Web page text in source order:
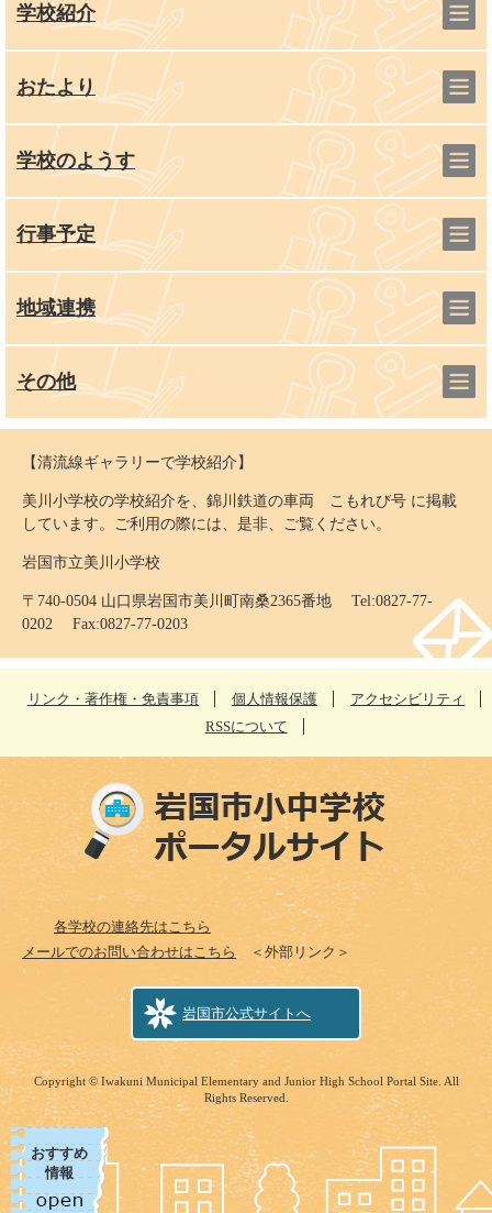
学校紹介
おたより
学校のようす
行事予定
地域連携
その他
【清流線ギャラリーで学校紹介】
美川小学校の学校紹介を、錦川鉄道の車両 こもれび号 に掲載
しています。ご利用の際には、是非、ご覧ください。
岩国市立美川小学校
〒740-0504 山口県岩国市美川町南桑2365番地 Tel:0827-77-
0202 Fax:0827-77-0203
リンク・著作権・免責事項 個人情報保護
アクセシビリティ
RSSについて
各学校の連絡先はこちら
メールでのお問い合わせはこちら
＜外部リンク＞
岩国市公式サイトへ
Copyright © Iwakuni Municipal Elementary and Junior High School Portal Site. All
Rights Reserved.
おすすめ
情報